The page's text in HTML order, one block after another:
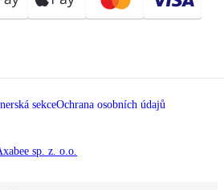
sekceOchrana osobních údajů
sp. z. o.o.